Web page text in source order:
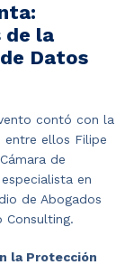
de la
Datos
contó con la
entre ellos Filipe
de
en
de Abogados
Consulting.
la Protección